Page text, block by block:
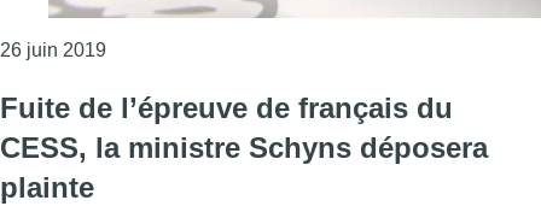
26 juin 2019Consulter l'article "Environ 90% des élèves de
Fuite de l’épreuve de français du
CESS, la ministre Schyns déposera
plainte